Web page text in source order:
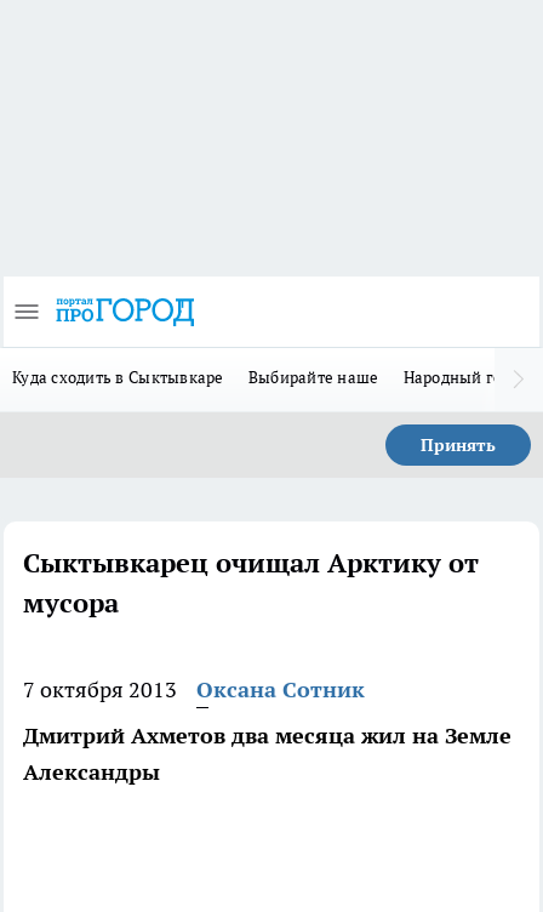
Куда сходить в Сыктывкаре Выбирайте наше Народный герой
Принять
Сыктывкарец очищал Арктику от
мусора
7 октября 2013
Оксана Сотник
Дмитрий Ахметов два месяца жил на Земле
Александры